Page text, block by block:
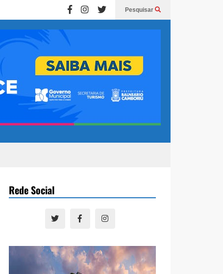
Pesquisar
Rede Social